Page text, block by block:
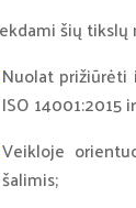
šių
Nuolat prižiūrėti
ISO 14001:2015
Veikloje
šalimis;